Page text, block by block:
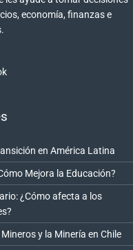
economía, finanzas e
en América Latina
Mejora la Educación?
¿Cómo afecta a los
y la Minería en Chile